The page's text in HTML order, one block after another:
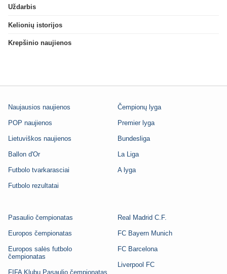
Uždarbis
Kelionių istorijos
Krepšinio naujienos
Naujausios naujienos
POP naujienos
Lietuviškos naujienos
Ballon d'Or
Futbolo tvarkarasciai
Futbolo rezultatai
Čempionų lyga
Premier lyga
Bundesliga
La Liga
A lyga
Pasaulio čempionatas
Europos čempionatas
Europos salės futbolo
čempionatas
FIFA Klubų Pasaulio čempionatas
Real Madrid C.F.
FC Bayern Munich
FC Barcelona
Liverpool FC